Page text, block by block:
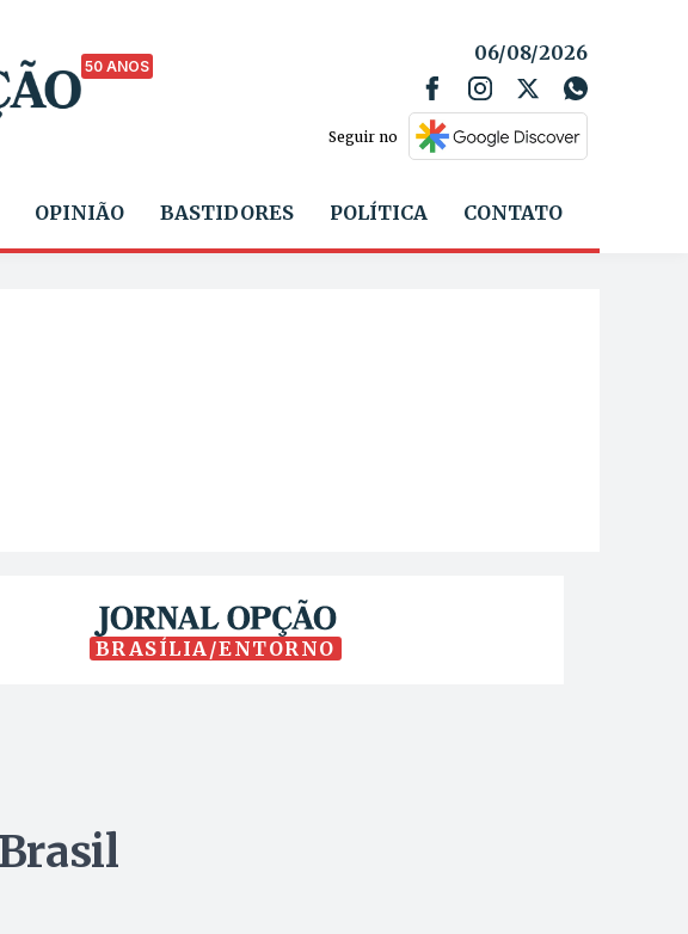
50 ANOS
06/08/2026
Seguir no
OPINIÃO BASTIDORES POLÍTICA CONTATO
BRASÍLIA/ENTORNO